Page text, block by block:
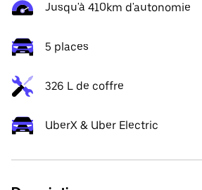
Jusqu'à 410km d'autonomie
5 places
326 L de coffre
UberX & Uber Electric